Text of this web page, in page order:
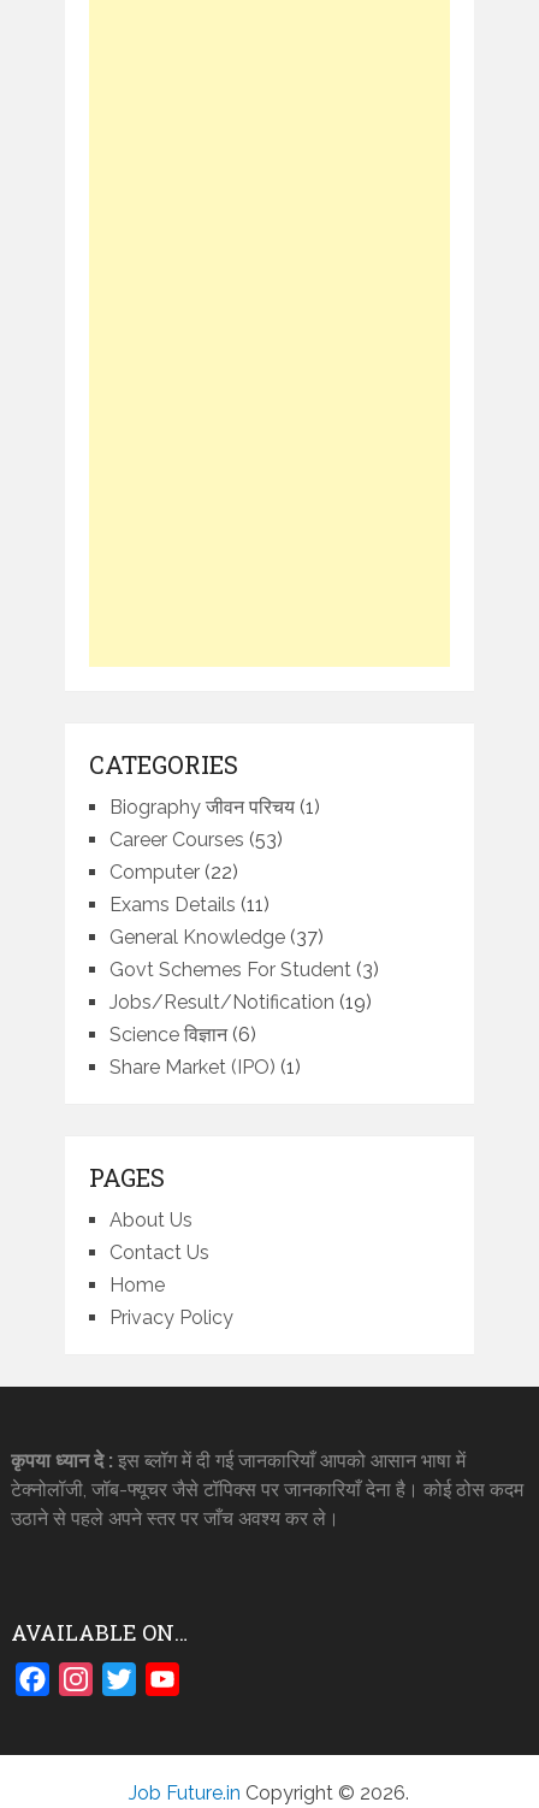
CATEGORIES
Biography जीवन परिचय(1)
Career Courses (53)
Computer(22)
Exams Details (11)
General Knowledge(37)
Govt Schemes For Student (3)
Jobs/Result/Notification (19)
Science विज्ञान(6)
Share Market (IPO) (1)
PAGES
About Us
Contact Us
Home
Privacy Policy
कृपया ध्यान दे : इस ब्लॉग में दी गई जानकारियाँ आपको आसान भाषा में
टेक्नोलॉजी, जॉब-फ्यूचर जैसे टॉपिक्स पर जानकारियाँ देना है। कोई ठोस कदम
उठाने से पहले अपने स्तर पर जाँच अवश्य कर ले।
AVAILABLE ON…
FacebookInstagram
Twitter
Job Future.in Copyright © 2026.